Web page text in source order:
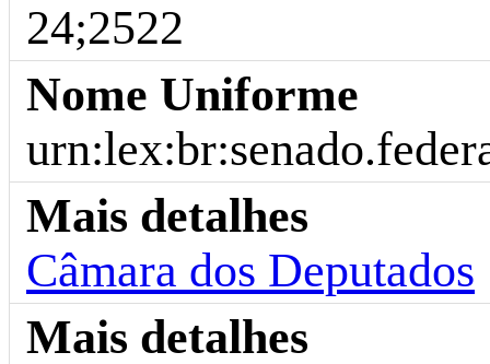
24;2522
Nome Uniforme
Mais detalhes
Câmara dos Deputados
Mais detalhes